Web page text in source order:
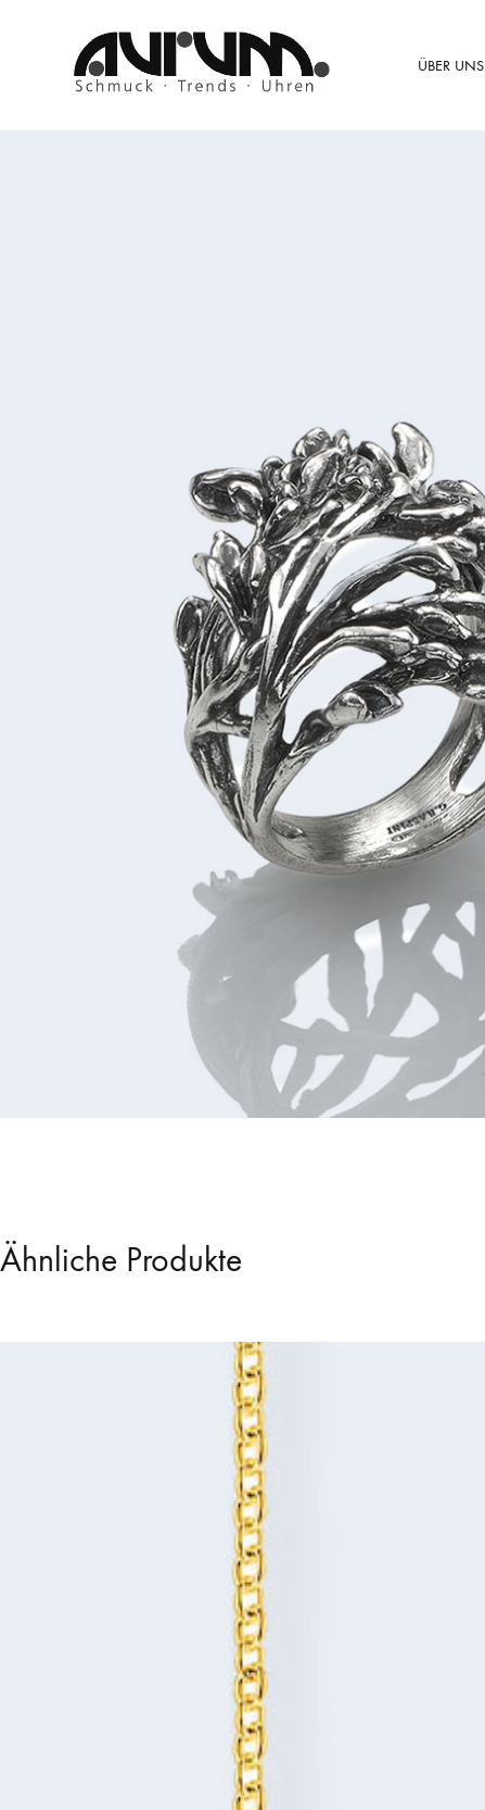
ÜBER UNS
Ähnliche Produkte